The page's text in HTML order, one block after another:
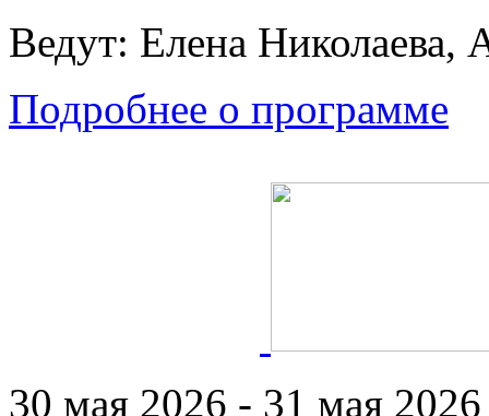
Ведут: Елена Николаева,
Подробнее о программе
30 мая 2026 - 31 мая 2026